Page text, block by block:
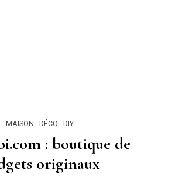
MAISON - DÉCO - DIY
: boutique de
originaux